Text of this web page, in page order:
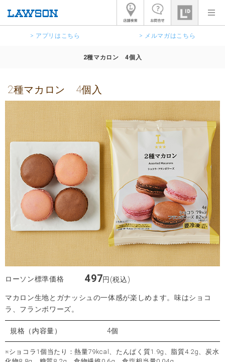
> アプリはこちら > メルマガはこちら
2種マカロン 4個入
2種マカロン 4個入
ローソン標準価格 497円(税込)
マカロン生地とガナッシュの一体感が楽しめます。味はショコ
ラ、フランボワーズ。
規格（内容量） 4個
※ショコラ1個当たり：熱量79kcal、たんぱく質1.9g、脂質4.2g、炭水